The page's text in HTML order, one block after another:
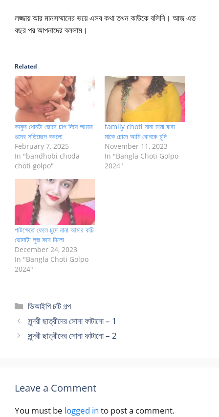
লজ্জায় আর মানসম্মানের ভয়ে এসব কথা তখন কাউকে বলিনি। আজ এত
বছর পর আপনাদের বললাম।
Related
কাকুর ধোনটা জোরে চাপ দিয়ে আমার
গুদের সতিচ্ছেদ করলো
February 7, 2025
In "bandhobi choda
choti golpo"
family choti নানা মামা বাবা
মাকে চোদে আমি বোনকে চুদি
November 11, 2023
In "Bangla Choti Golpo
2024"
পাটক্ষেতে ফেলে চুদে নানা আমার কচি
ভোদাটা লুজ করে দিলো
December 24, 2023
In "Bangla Choti Golpo
2024"
Categories
ভিআইপি চটি গল্প
সুন্দরী ছাত্রীদের সোনা ফাটানো – 1
সুন্দরী ছাত্রীদের সোনা ফাটানো – 2
Leave a Comment
You must be logged in to post a comment.